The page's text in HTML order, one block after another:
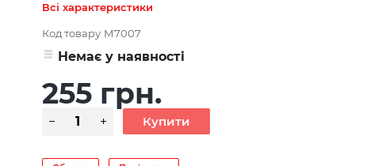
Всі характеристики
Код товару М7007
Немає у наявності
255 грн.